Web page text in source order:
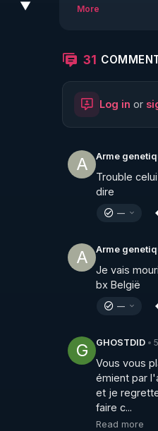
▼ More
31
Log in or
A Arme
Trouble
dire
—
A Arme
Je vais
bx België
—
G GHOSTDID •
Vous vous
émient par
et je
faire c...
Read more